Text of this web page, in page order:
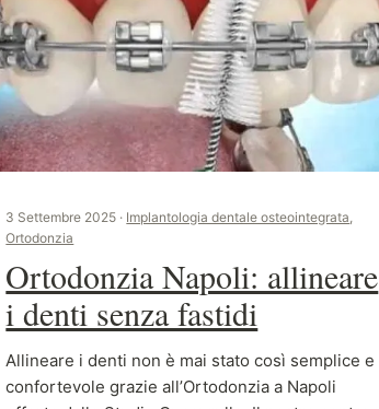
3 Settembre 2025 · Implantologia dentale osteointegrata,
Ortodonzia
Ortodonzia Napoli: allineare
i denti senza fastidi
Allineare i denti non è mai stato così semplice e
confortevole grazie all’Ortodonzia a Napoli